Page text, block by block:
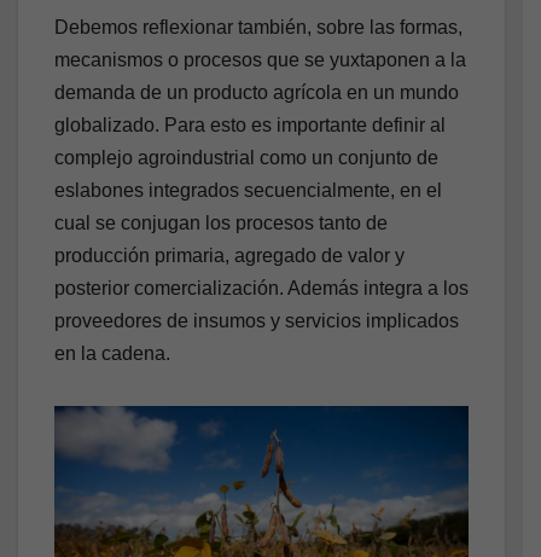
Debemos reflexionar también, sobre las formas,
mecanismos o procesos que se yuxtaponen a la
demanda de un producto agrícola en un mundo
globalizado. Para esto es importante definir al
complejo agroindustrial como un conjunto de
eslabones integrados secuencialmente, en el
cual se conjugan los procesos tanto de
producción primaria, agregado de valor y
posterior comercialización. Además integra a los
proveedores de insumos y servicios implicados
en la cadena.